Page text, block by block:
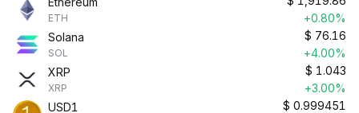
ETH
+0.80%
Solana
SOL
$ 76.16
+4.00%
XRP
XRP
$ 1.043
+3.00%
USD1
$ 0.999451